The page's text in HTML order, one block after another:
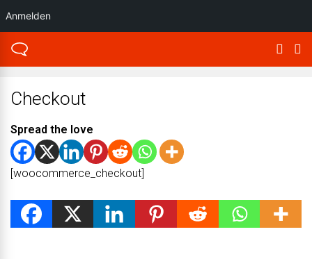
Checkout
Spread the love
[woocommerce_checkout]
Anmelden